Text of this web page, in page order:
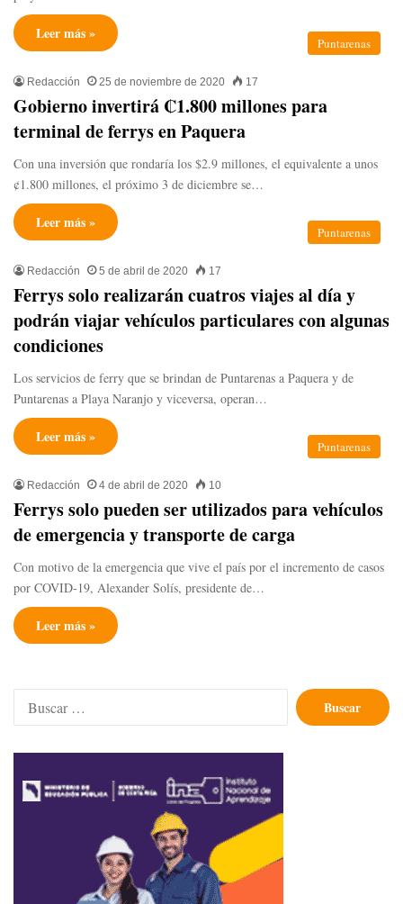
Leer más »
Puntarenas
Redacción 25 de noviembre de 2020 17
Gobierno invertirá ₡1.800 millones para
terminal de ferrys en Paquera
Con una inversión que rondaría los $2.9 millones, el equivalente a unos
¢1.800 millones, el próximo 3 de diciembre se…
Leer más »
Puntarenas
Redacción 5 de abril de 2020 17
Ferrys solo realizarán cuatros viajes al día y
podrán viajar vehículos particulares con algunas
condiciones
Los servicios de ferry que se brindan de Puntarenas a Paquera y de
Puntarenas a Playa Naranjo y viceversa, operan…
Leer más »
Puntarenas
Redacción 4 de abril de 2020 10
Ferrys solo pueden ser utilizados para vehículos
de emergencia y transporte de carga
Con motivo de la emergencia que vive el país por el incremento de casos
por COVID-19, Alexander Solís, presidente de…
Leer más »
Buscar: